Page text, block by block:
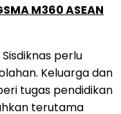
M360 ASEAN
perlu
Keluarga dan
tugas pendidikan
terutama